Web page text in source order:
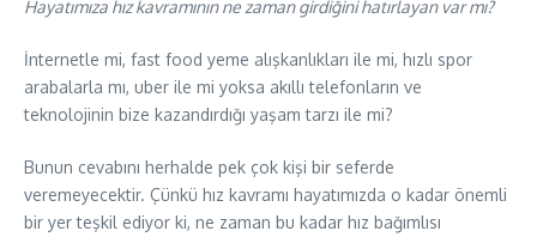
Hayatımıza hız kavramının ne zaman girdiğini hatırlayan var mı?
İnternetle mi, fast food yeme alışkanlıkları ile mi, hızlı spor
arabalarla mı, uber ile mi yoksa akıllı telefonların ve
teknolojinin bize kazandırdığı yaşam tarzı ile mi?
Bunun cevabını herhalde pek çok kişi bir seferde
veremeyecektir. Çünkü hız kavramı hayatımızda o kadar önemli
bir yer teşkil ediyor ki, ne zaman bu kadar hız bağımlısı